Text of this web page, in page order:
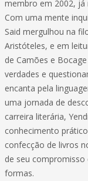
membro em 2002, já
Com uma mente
Said mergulhou na
Aristóteles, e em
de Camões e
verdades e
encanta pela
uma jornada de
carreira literária,
conhecimento
confecção de livros
de seu
formas.